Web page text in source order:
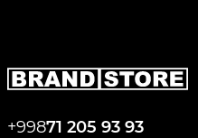
+99871 205 93 93